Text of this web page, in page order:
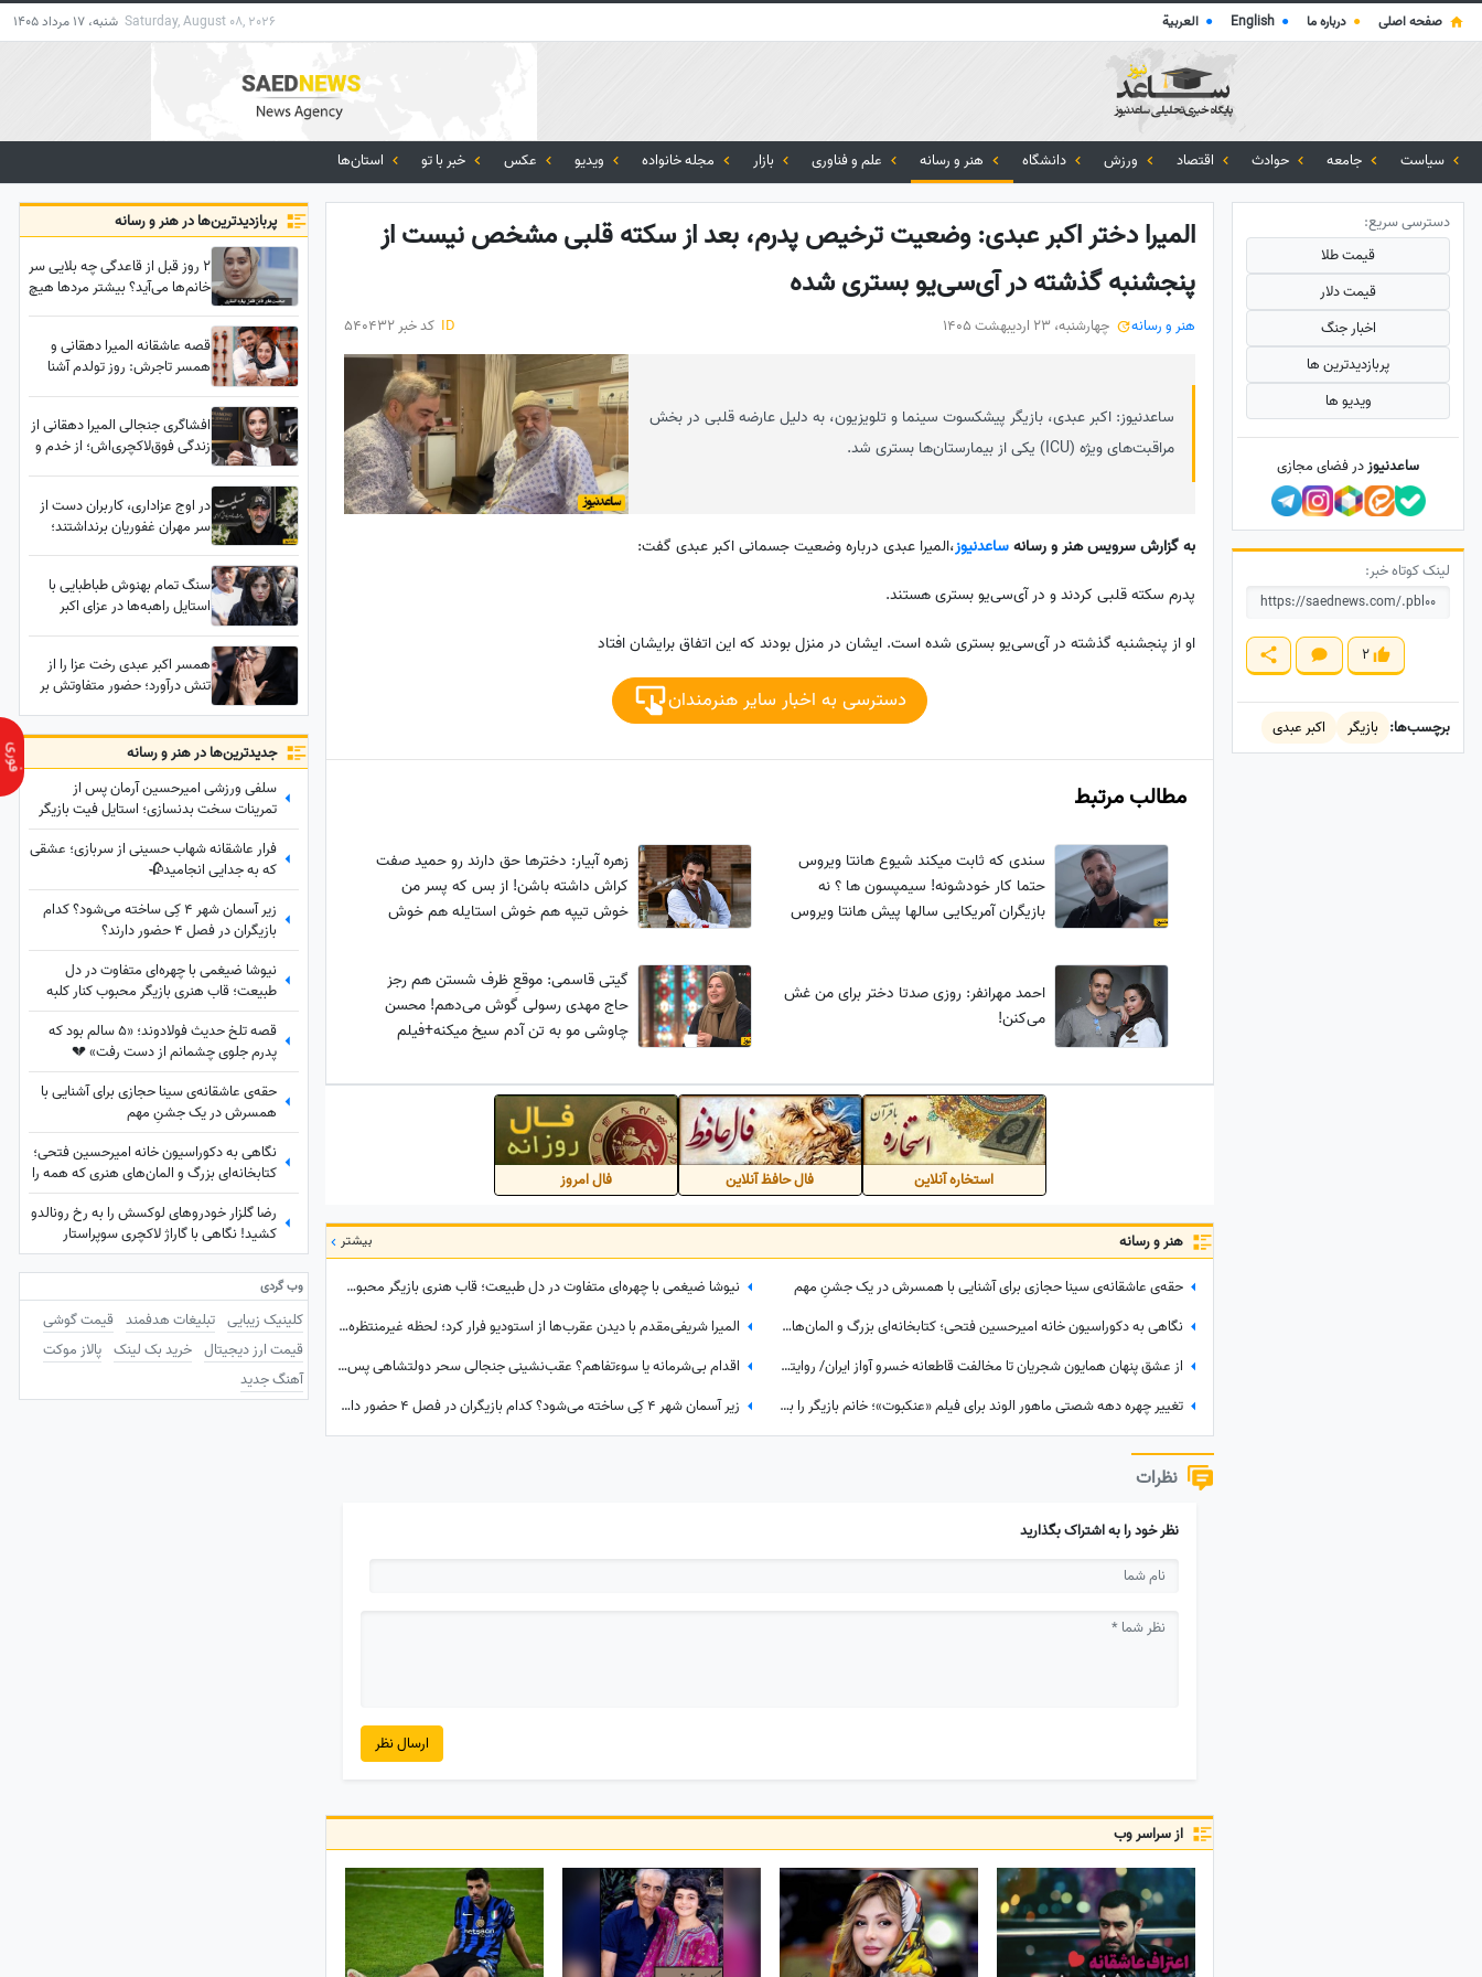
صفحه اصلی ● درباره ما ●
English
● العربية Saturday, August 08, 2026 شنبه، 17 مرداد 1405
سیاست جامعه حوادث اقتصاد ورزش دانشگاه هنر و رسانه علم و فناوری بازار مجله خانواده ویدیو عکس خبر با تو استان‌ها
المیرا دختر اکبر عبدی: وضعیت ترخیص پدرم، بعد از سکته قلبی مشخص نیست از
پنجشنبه گذشته در آی‌سی‌یو بستری شده
هنر و رسانه چهارشنبه، 23 اردیبهشت 1405 ID کد خبر 540432
ساعدنیوز: اکبر عبدی، بازیگر پیشکسوت سینما و تلویزیون، به دلیل عارضه قلبی در بخش
مراقبت‌های ویژه (ICU) یکی از بیمارستان‌ها بستری شد.
به گزارش سرویس هنر و رسانهساعدنیوز،المیرا عبدی درباره وضعیت جسمانی اکبر عبدی گفت:
پدرم سکته قلبی کردند و در آی‌سی‌یو بستری هستند.
او از پنجشنبه گذشته در آی‌سی‌یو بستری شده است. ایشان در منزل بودند که این اتفاق برایشان افتاد
دسترسی به اخبار سایر هنرمندان
مطالب مرتبط
سندی که ثابت میکند شیوع هانتا ویروس
حتما کار خودشونه! سیمپسون ها ؟ نه
بازیگران آمریکایی سالها پیش هانتا ویروس
زهره آبیار: دخترها حق دارند رو حمید صفت
کراش داشته باشن! از بس که پسر من
خوش تیپه هم خوش استایله هم خوش
احمد مهرانفر: روزی صدتا دختر برای من غش
می‌کنن!
گیتی قاسمی: موقعِ ظرف شستن هم رجز
حاج مهدی رسولی گوش می‌دهم! محسن
چاوشی مو به تن آدم سیخ میکنه+فیلم
استخاره آنلاین فال حافظ آنلاین فال امروز
هنر و رسانه بیشتر
حقه‌ی عاشقانه‌ی سینا حجازی برای آشنایی با همسرش در یک جشنِ مهم
نیوشا ضیغمی با چهره‌ای متفاوت در دل طبیعت؛ قاب هنری بازیگر محبوب کنار کلبه چوبی
نگاهی به دکوراسیون خانه امیرحسین فتحی؛ کتابخانه‌ای بزرگ و المان‌های هنری که همه را غافلگیر کرد/ بیخود نیست بهش میگن آقازاده سینمای ایران
المیرا شریفی‌مقدم با دیدن عقرب‌ها از استودیو فرار کرد؛ لحظه غیرمنتظره در «صبحانه ایرانی» + ویدئو
از عشق پنهان همایون شجریان تا مخالفت قاطعانه خسرو آواز ایران/ روایتی ناگفته از رویایی که در سایه موسیقی ماند!
اقدام بی‌شرمانه یا سوءتفاهم؟ عقب‌نشینی جنجالی سحر دولتشاهی پس از برافروخته شدن غضب عمومی در پی استوری «اذان»!
تغییر چهره دهه شصتی ماهور الوند برای فیلم «عنکبوت»؛ خانم بازیگر را به سختی می‌توان شناخت + عکس
زیر آسمان شهر 4 کِی ساخته می‌شود؟ کدام بازیگران در فصل 4 حضور دارند؟
نظرات
نظر خود را به اشتراک بگذارید
ارسال نظر
از سراسر وب
پربازدید‌ترین‌ها در هنر و رسانه
2 روز قبل از قاعدگی چه بلایی سر
خانم‌ها می‌آید؟ بیشتر مردها هیچ
سیکل قاعدگی کارش به طلاق و
کتک‌کاری کشید
قصه عاشقانه المیرا دهقانی و
همسر تاجرش: روز تولدم آشنا
افشاگری جنجالی المیرا دهقانی از
زندگی فوق‌لاکچری‌اش؛ از خدم و
در اوج عزاداری، کاربران دست از
سر مهران غفوریان برنداشتند؛
سنگ تمام بهنوش طباطبایی با
استایل راهبه‌ها در عزای اکبر
همسر اکبر عبدی رخت عزا را از
تنش درآورد؛ حضور متفاوتش بر
جدید‌ترین‌ها در هنر و رسانه
سلفی ورزشی امیرحسین آرمان پس از
تمرینات سخت بدنسازی؛ استایل فیت بازیگر
محبوب در باشگاه
فرار عاشقانه شهاب حسینی از سربازی؛ عشقی
که به جدایی انجامید🥀
زیر آسمان شهر 4 کِی ساخته می‌شود؟ کدام
بازیگران در فصل 4 حضور دارند؟
نیوشا ضیغمی با چهره‌ای متفاوت در دل
طبیعت؛ قاب هنری بازیگر محبوب کنار کلبه
چوبی
قصه تلخ حدیث فولادوند؛ «5 سالم بود که
پدرم جلوی چشمانم از دست رفت» 💔
حقه‌ی عاشقانه‌ی سینا حجازی برای آشنایی با
همسرش در یک جشنِ مهم
نگاهی به دکوراسیون خانه امیرحسین فتحی؛
کتابخانه‌ای بزرگ و المان‌های هنری که همه را
غافلگیر کرد/ بیخود نیست بهش میگن آقازاده
سینمای ایران
رضا گلزار خودروهای لوکسش را به رخ رونالدو
کشید! نگاهی با گاراژ لاکچری سوپراستار
سینمای ایران+عکس
وب گردی
کلینیک زیبایی تبلیغات هدفمند قیمت گوشی
قیمت ارز دیجیتال خرید بک لینک پالاز موکت
آهنگ جدید
دسترسی سریع:
قیمت طلا
قیمت دلار
اخبار جنگ
پربازدید‌ترین ها
ویدیو ها
ساعدنیوزدر فضای مجازی
لینک کوتاه خبر:
2
برچسب‌ها: بازیگر اکبر عبدی